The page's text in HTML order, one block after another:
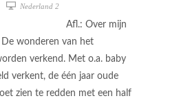
Nederland 2
Afl.: Over mijn
De wonderen van het
verkend. Met o.a. baby
verkent, de één jaar oude
zien te redden met een half